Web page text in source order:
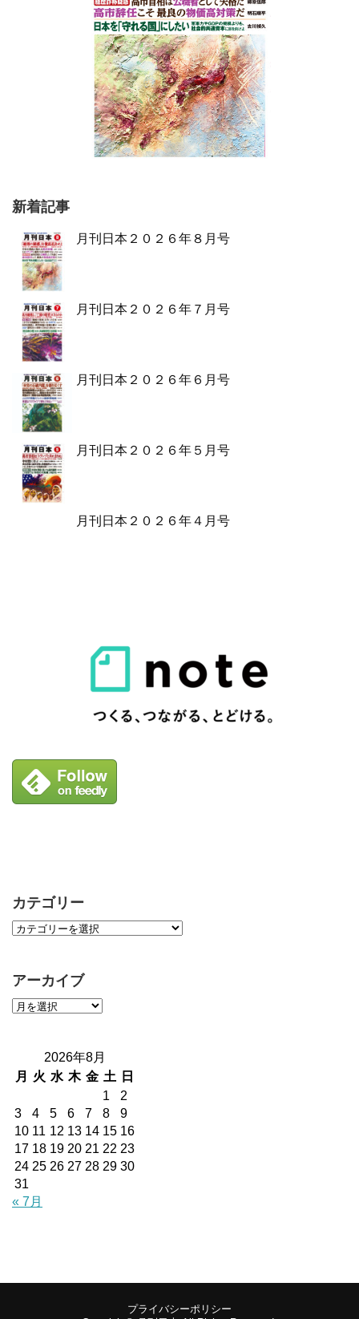
新着記事
月刊日本２０２６年８月号
月刊日本２０２６年７月号
月刊日本２０２６年６月号
月刊日本２０２６年５月号
月刊日本２０２６年４月号
カテゴリー
アーカイブ
2026年8月
月
火 水 木 金 土
日
1
2
3
4 5 6 7 8
9
10 11 12 13 14 15 16
17 18 19 20 21 22 23
24 25 26 27 28 29 30
31
« 7月
プライバシーポリシー